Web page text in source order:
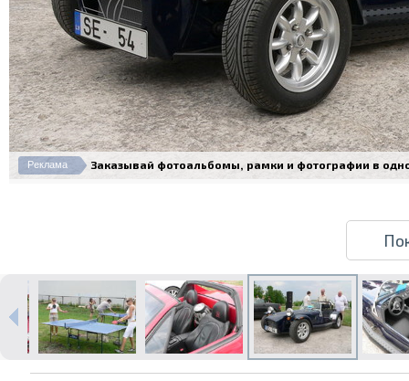
Печать в течение 1 часа в Риге –
закажите онлайн
Различные форматы и виды
Реклама Заказывай фотоальбомы, рамки и фотографии в